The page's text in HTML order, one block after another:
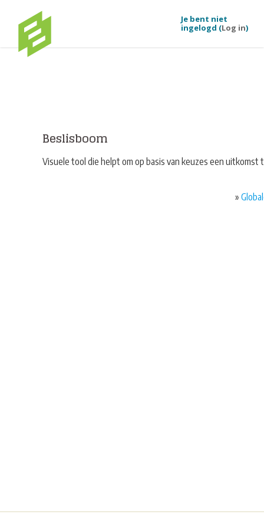
Je bent niet
ingelogd (Log in)
Beslisboom
Visuele tool die helpt om op basis van keuzes een uitkomst
»